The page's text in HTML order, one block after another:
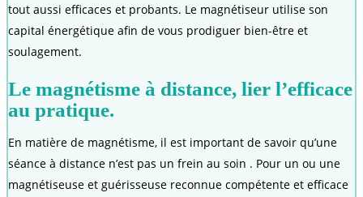
tout aussi efficaces et probants. Le magnétiseur utilise son
capital énergétique afin de vous prodiguer bien-être et
soulagement.
Le magnétisme à distance, lier l’efficace
au pratique.
En matière de magnétisme, il est important de savoir qu’une
séance à distance n’est pas un frein au soin . Pour un ou une
magnétiseuse et guérisseuse reconnue compétente et efficace